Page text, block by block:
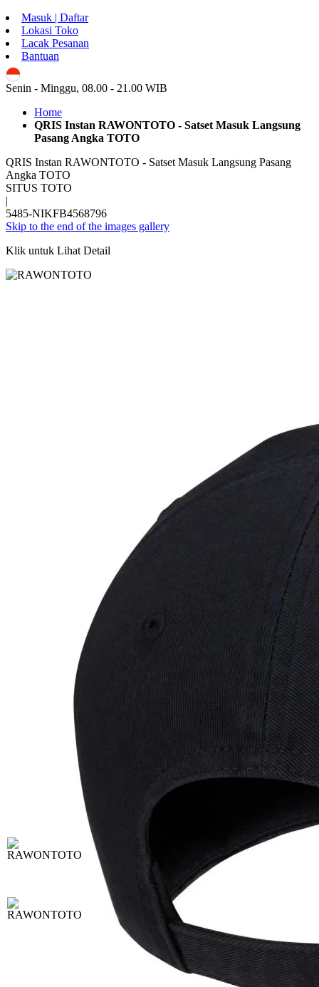
Masuk | Daftar
Lokasi Toko
Lacak Pesanan
Bantuan
Senin - Minggu, 08.00 - 21.00 WIB
Home
QRIS Instan RAWONTOTO - Satset Masuk Langsung
Pasang Angka TOTO
QRIS Instan RAWONTOTO - Satset Masuk Langsung Pasang
Angka TOTO
SITUS TOTO
|
5485-NIKFB4568796
Skip to the end of the images gallery
Klik untuk Lihat Detail